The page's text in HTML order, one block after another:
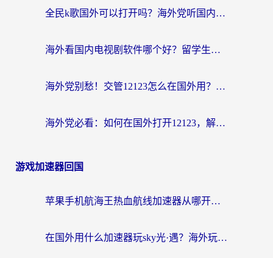
全民k歌国外可以打开吗？海外党听国内音乐听书的实用指南
海外看国内电视剧软件哪个好？留学生亲测有效的追剧加速方案
海外党别愁！交管12123怎么在国外用？一篇搞定回国资源访问难题
海外党必看：如何在国外打开12123，解决小程序登录难题
游戏加速器回国
苹果手机航海王热血航线加速器从哪开启？海外玩家国服畅玩全攻略
在国外用什么加速器玩sky光·遇？海外玩家国服畅玩终极指南（附魔兽世界狂暴传奇解决方案）